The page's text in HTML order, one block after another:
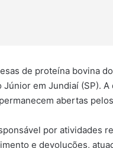
de proteína bovina
em Jundiaí (SP).
abertas
por atividades
e devoluções,